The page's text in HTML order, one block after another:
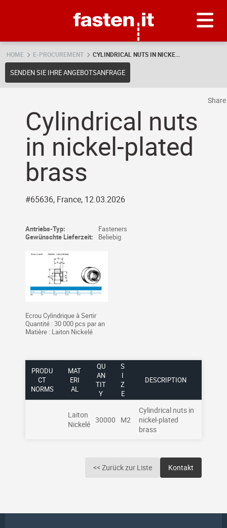
HOME E-PROCUREMENT CYLINDRICAL NUTS IN NICKE...
SENDEN SIE IHRE ANGEBOTSANFRAGE
Cylindrical nuts
in nickel-plated
brass
#65636, France, 12.03.2026
Antriebs-Typ:
Fasteners
Gewünschte Lieferzeit:
Beliebig
Ecrou Cylindrique à Sertir
Quantité : 30 000 pcs par an
Matière : Laiton Nickelé
PRODU
CT
NORMS
MAT
ERI
AL
QU
AN
TIT
Y
S
I
Z
E
DESCRIPTION
Laiton
Nickelé 30000 M2
Cylindrical nuts in
nickel-plated
brass
<< Zurück zur Liste Kontakt
Share